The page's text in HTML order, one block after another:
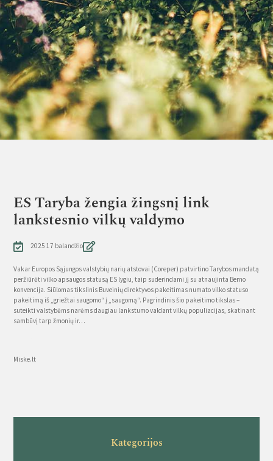
ES Taryba žengia žingsnį link
lankstesnio vilkų valdymo
2025 17 balandžio
Vakar Europos Sąjungos valstybių narių atstovai (Coreper) patvirtino Tarybos mandatą
peržiūrėti vilko apsaugos statusą ES lygiu, taip suderindami jį su atnaujinta Berno
konvencija. Siūlomas tikslinis Buveinių direktyvos pakeitimas numato vilko statuso
pakeitimą iš „griežtai saugomo“ į „saugomą“. Pagrindinis šio pakeitimo tikslas –
suteikti valstybėms narėms daugiau lankstumo valdant vilkų populiacijas, skatinant
sambūvį tarp žmonių ir…
Miske.lt
Kategorijos